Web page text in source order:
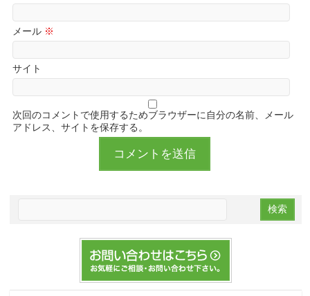
メール ※
サイト
次回のコメントで使用するためブラウザーに自分の名前、メール
アドレス、サイトを保存する。